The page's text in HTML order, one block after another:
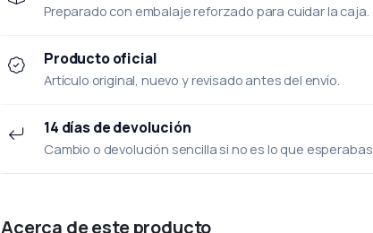
Preparado con embalaje reforzado para cuidar la caja.
Producto oficial
Artículo original, nuevo y revisado antes del envío.
14 días de devolución
Cambio o devolución sencilla si no es lo que esperabas.
Acerca de este producto